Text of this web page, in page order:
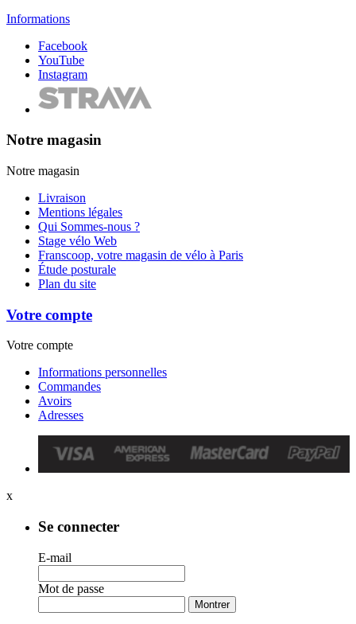
Informations
Facebook
YouTube
Instagram
Notre magasin
Notre magasin
Livraison
Mentions légales
Qui Sommes-nous ?
Stage vélo Web
Franscoop, votre magasin de vélo à Paris
Étude posturale
Plan du site
Votre compte
Votre compte
Informations personnelles
Commandes
Avoirs
Adresses
x
Se connecter
E-mail
Mot de passe
Montrer